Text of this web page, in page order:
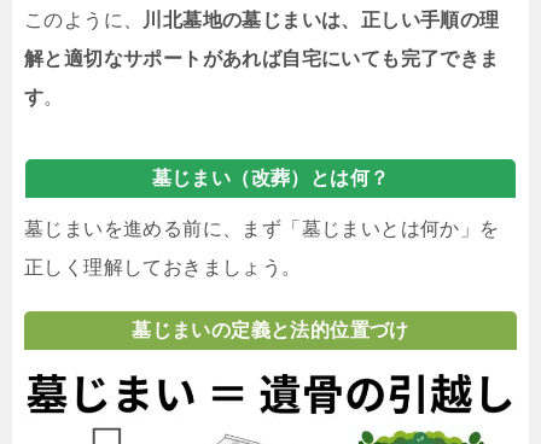
このように、
川北墓地の墓じまいは、正しい手順の理
解と適切なサポートがあれば自宅にいても完了できま
す。
墓じまい（改葬）とは何？
墓じまいを進める前に、まず「墓じまいとは何か」を
正しく理解しておきましょう。
墓じまいの定義と法的位置づけ